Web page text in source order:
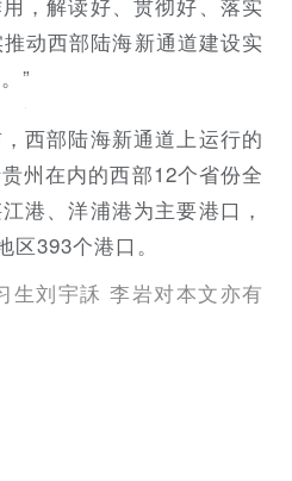
动西部陆海新通道建设实
”
西部陆海新通道上运行的
州在内的西部12个省份全
港、洋浦港为主要港口，
393个港口。
生刘宇訸 李岩对本文亦有